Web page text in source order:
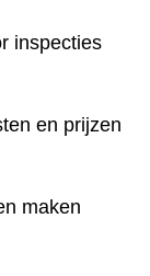
inspecties
en prijzen
maken